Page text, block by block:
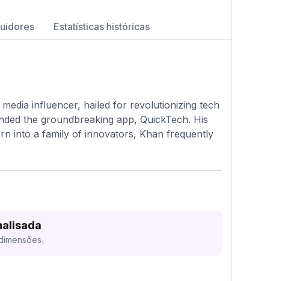
Estatísticas históricas
influencer, hailed for revolutionizing tech
the groundbreaking app, QuickTech. His
into a family of innovators, Khan frequently